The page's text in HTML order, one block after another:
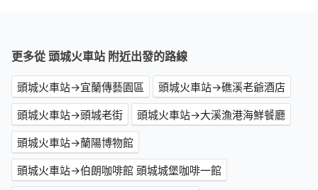
更多從 頭城火車站 附近出發的路線
頭城火車站→宜蘭傳藝園區
頭城火車站→礁溪老爺酒店
頭城火車站→頭城老街
頭城火車站→大溪漁港海鮮餐廳
頭城火車站→蘭陽博物館
頭城火車站→伯朗咖啡館 頭城城堡咖啡一館